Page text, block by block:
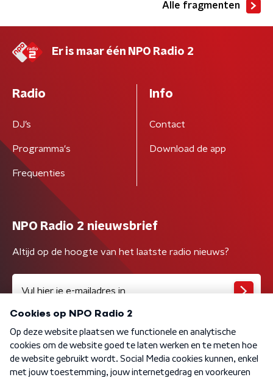
Alle fragmenten
Er is maar één NPO Radio 2
Radio
DJ’s
Programma's
Frequenties
Info
Contact
Download de app
NPO Radio 2 nieuwsbrief
Altijd op de hoogte van het laatste radio nieuws?
Algemene voorwaarden